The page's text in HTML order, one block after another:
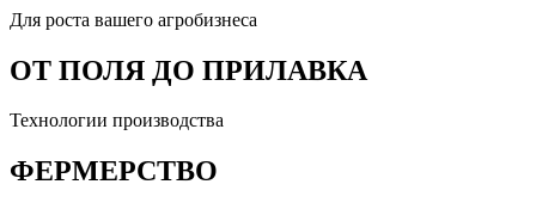
Для роста вашего агробизнеса
ОТ ПОЛЯ ДО ПРИЛАВКА
Технологии производства
ФЕРМЕРСТВО